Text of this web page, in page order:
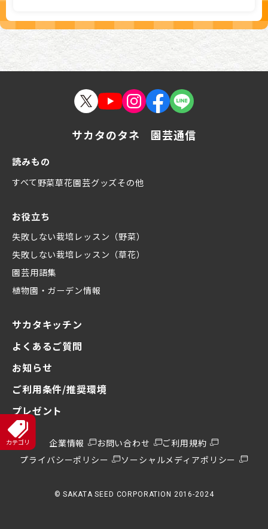
サカタのタネ 園芸通信
読みもの
すべて野菜草花園芸グッズその他
お役立ち
失敗しない栽培レッスン（野菜）
失敗しない栽培レッスン（草花）
園芸用語集
植物園・ガーデン情報
サカタキッチン
よくあるご質問
お知らせ
ご利用条件/推奨環境
プレゼント
企業情報 お問い合わせ
ご利用規約
プライバシーポリシー
ソーシャルメディアポリシー
© SAKATA SEED CORPORATION 2016-2024